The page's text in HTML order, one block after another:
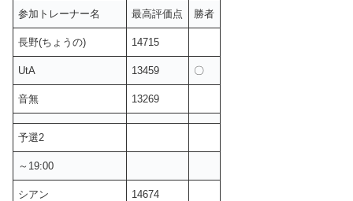
参加トレーナー名 最高評価点 勝者
長野(ちょうの) 14715
UtA 13459 〇
音無 13269
予選2
～19:00
シアン 14674